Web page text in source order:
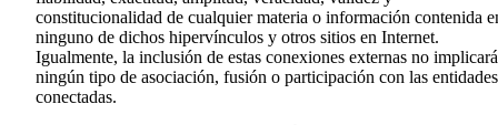
constitucionalidad de cualquier materia o información contenida
ninguno de dichos hipervínculos y otros sitios en Internet.
Igualmente, la inclusión de estas conexiones externas no implicará
ningún tipo de asociación, fusión o participación con las entidades
conectadas.